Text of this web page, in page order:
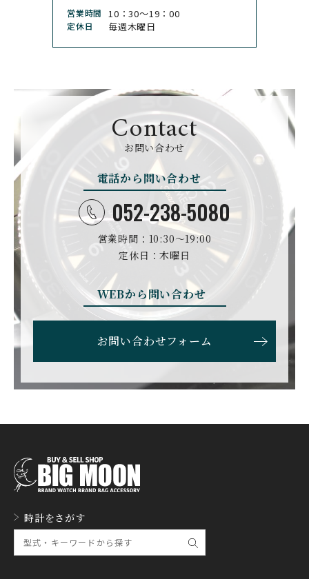
CHRONOSWISS
クロノスイス
CUERVOY SOBRINOS CVSTOS
CYRUS CZAPEK
チャペック
D. DORNBLÜTH&SOH
N
D.ドルンブルート＆ゾー
DAMASKO
DANIEL ROTH
ダニエル・ロート
DAVOSA
ダボサ
DUBEY&SCHALDENBR
ダービー&シャルデンブラ
E.C.W
ヨーロピアン・カンパニ
ー・ウォッチ
EBERHARD
エベラール
EDOX
エドックス
F.P.ジュルヌ
ファーブル・ルーバ フォルティス
FRANCK MULLER NT
GERALD GENTA
ジェラルド・ジェンタ
GLASHUTTE ORIGINA
L
グラスヒュッテ・オリジ
ナル
グッチ
営業時間 10：30〜19：00
定休日 毎週木曜日
Contact
お問い合わせ
電話から問い合わせ
052-238-5080
営業時間：10:30〜19:00
定休日：木曜日
WEBから問い合わせ
お問い合わせフォーム
時計をさがす